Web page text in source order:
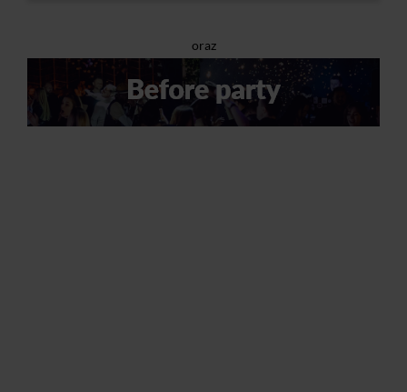
oraz